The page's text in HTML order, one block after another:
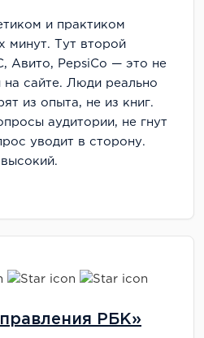
и практиком
минут. Тут второй
Авито, PepsiCo — это не
на сайте. Люди реально
из опыта, не из книг.
аудитории, не гнут
уводит в сторону.
РБК»